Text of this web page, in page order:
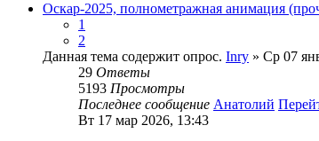
Оскар-2025, полнометражная анимация
1
2
Данная тема содержит опрос. Inry » Ср 07
29 Ответы
5193 Просмотры
Последнее сообщение Анатолий
Вт 17 мар 2026, 13:43